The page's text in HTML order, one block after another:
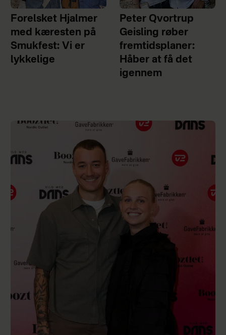
Forelsket Hjalmer
med kæresten på
Smukfest: Vi er
lykkelige
Peter Qvortrup
Geisling røber
fremtidsplaner:
Håber at få det
igennem